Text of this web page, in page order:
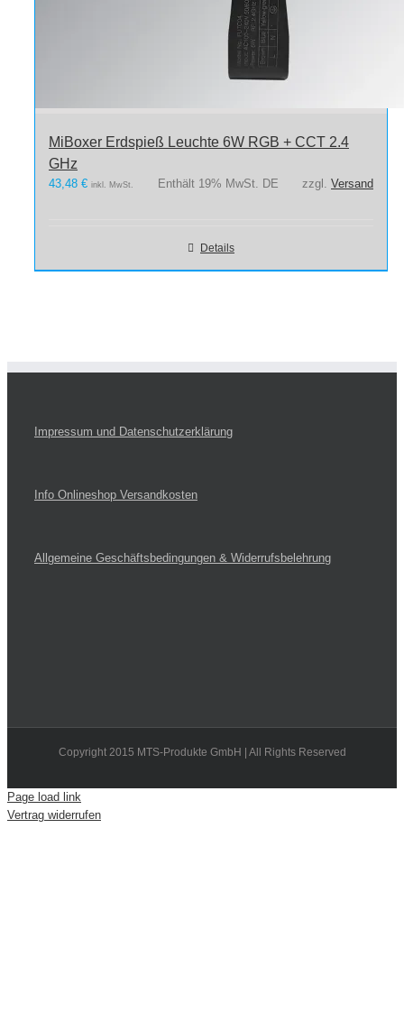
MiBoxer Erdspieß Leuchte 6W RGB + CCT 2.4
GHz
43,48 € inkl. MwSt. Enthält 19% MwSt. DE zzgl. Versand
Details
Impressum und Datenschutzerklärung
Info Onlineshop Versandkosten
Allgemeine Geschäftsbedingungen & Widerrufsbelehrung
Copyright 2015 MTS-Produkte GmbH | All Rights Reserved
Page load link
Vertrag widerrufen